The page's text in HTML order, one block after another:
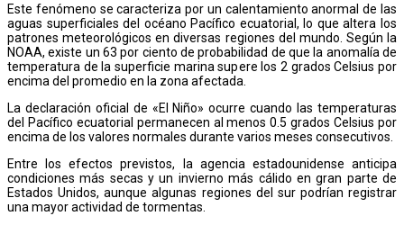
Este fenómeno se caracteriza por un calentamiento anormal de las
aguas superficiales del océano Pacífico ecuatorial, lo que altera los
patrones meteorológicos en diversas regiones del mundo. Según la
NOAA, existe un 63 por ciento de probabilidad de que la anomalía de
temperatura de la superficie marina supere los 2 grados Celsius por
encima del promedio en la zona afectada.
La declaración oficial de «El Niño» ocurre cuando las temperaturas
del Pacífico ecuatorial permanecen al menos 0.5 grados Celsius por
encima de los valores normales durante varios meses consecutivos.
Entre los efectos previstos, la agencia estadounidense anticipa
condiciones más secas y un invierno más cálido en gran parte de
Estados Unidos, aunque algunas regiones del sur podrían registrar
una mayor actividad de tormentas.